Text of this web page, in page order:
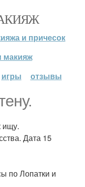
и причесок
макияж
игры отзывы
ищу.
Дата 15
по Лопатки и